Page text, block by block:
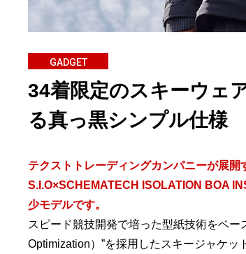
GADGET
34着限定のスキーウェ
る真っ黒シンプル仕様
テクストトレーディングカンパニーが展
S.I.O×SCHEMATECH ISOLATION BOA
少モデルです。
スピード競技開発で培った型紙技術をベ
Optimization）”を採用したスキージャケッ